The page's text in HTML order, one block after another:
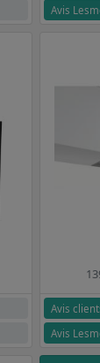
Avis
Avis
Avis